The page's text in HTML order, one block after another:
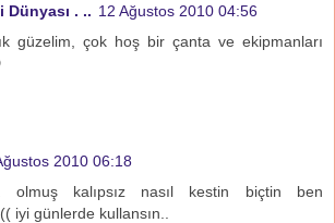
. .. 12 Ağustos 2010 04:56
güzelim, çok hoş bir çanta ve ekipmanları
2010 06:18
olmuş kalıpsız nasıl kestin biçtin ben
iyi günlerde kullansın..